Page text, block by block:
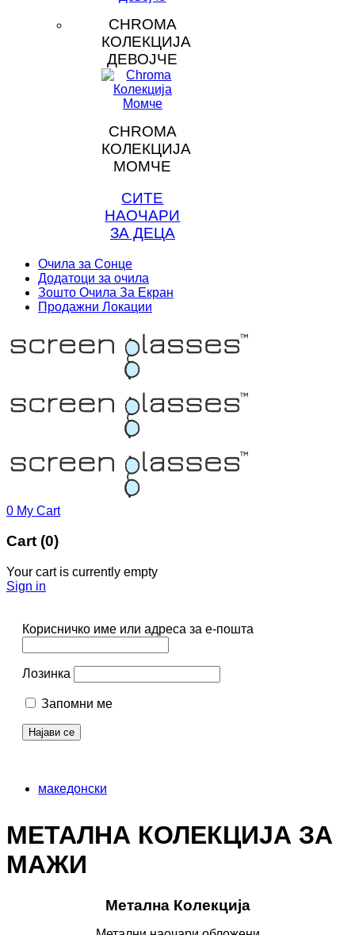
CHROMA
КОЛЕКЦИЈА
ДЕВОЈЧЕ
CHROMA
КОЛЕКЦИЈА
МОМЧЕ
СИТЕ
НАОЧАРИ
ЗА ДЕЦА
Очила за Сонце
Додатоци за очила
Зошто Очила За Екран
Продажни Локации
0 My Cart
Cart (0)
Your cart is currently empty
Sign in
Корисничко име или адреса за е-пошта
Лозинка
Запомни ме
македонски
МЕТАЛНА КОЛЕКЦИЈА ЗА
МАЖИ
Метална Колекција